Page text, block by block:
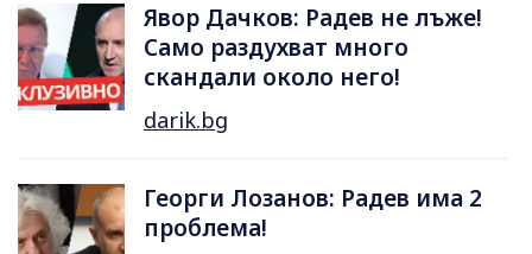
Явор Дачков: Радев не лъже!
Само раздухват много
скандали около него!
darik.bg
Георги Лозанов: Радев има 2
проблема!